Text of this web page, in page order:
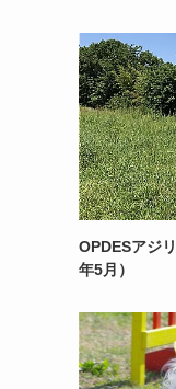
OPDESアジ
年5月）